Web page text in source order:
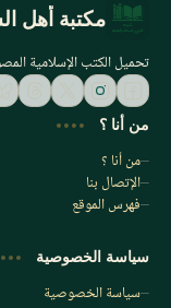
اشترك
اشترك في قناتنا
مكتبة أهل
تحميل الكتب الإسلامية
من أنا ؟
من أنا ؟
الإتصال بنا
فهرس الموقع
سياسة الخصوصية
سياسة الخصوصية